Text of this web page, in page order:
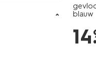
blauw
14